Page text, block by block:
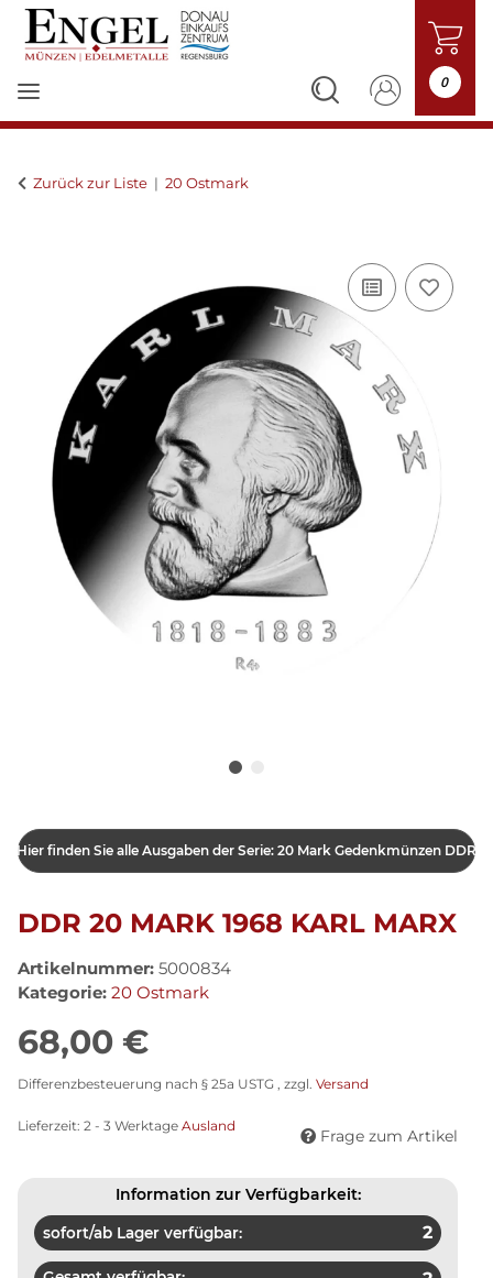
0
Zurück zur Liste 20 Ostmark
Hier finden Sie alle Ausgaben der Serie: 20 Mark Gedenkmünzen DDR
DDR 20 MARK 1968 KARL MARX
Artikelnummer: 5000834
Kategorie: 20 Ostmark
68,00 €
Differenzbesteuerung nach § 25a USTG , zzgl. Versand
Lieferzeit: 2 - 3 Werktage Ausland
Frage zum Artikel
Information zur Verfügbarkeit:
sofort/ab Lager verfügbar: 2